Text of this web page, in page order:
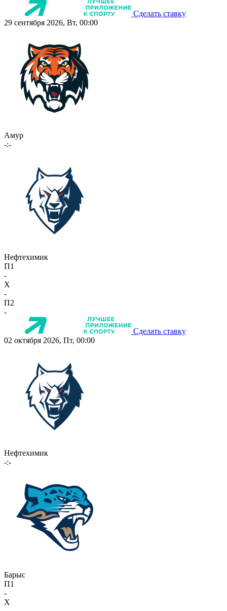
Сделать ставку
29 сентября 2026, Вт, 00:00
Амур
-:-
Нефтехимик
П1
-
X
-
П2
-
Сделать ставку
02 октября 2026, Пт, 00:00
Нефтехимик
-:-
Барыс
П1
-
X